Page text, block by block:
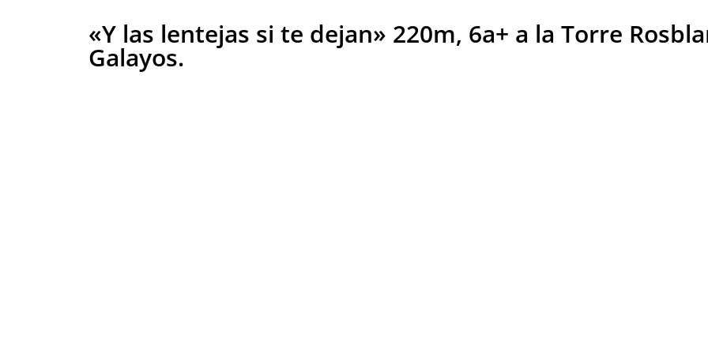
«Y las lentejas si te dejan» 220m, 6a+ a la Torre
Galayos.